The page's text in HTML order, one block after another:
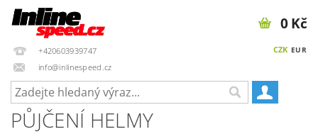
+420603939747
info@inlinespeed.cz
CZK EUR
0 Kč
PŮJČENÍ HELMY